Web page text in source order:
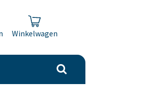
Winkelwagen